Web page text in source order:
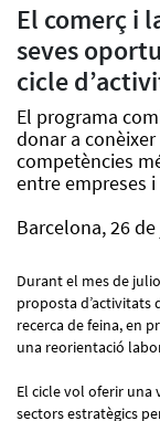
El comerç i
seves
cicle
El programa
donar a
competències
entre empreses
Barcelona, 26
Durant el mes de
proposta d’activitats
recerca de feina, en
una reorientació
El cicle vol oferir una
sectors estratègics